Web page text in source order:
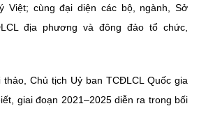
tử
Việt; cùng đại diện các bộ, ngành, Sở
địa phương và đông đảo tổ chức,
thảo, Chủ tịch Uỷ ban TCĐLCL Quốc gia
giai đoạn 2021–2025 diễn ra trong bối